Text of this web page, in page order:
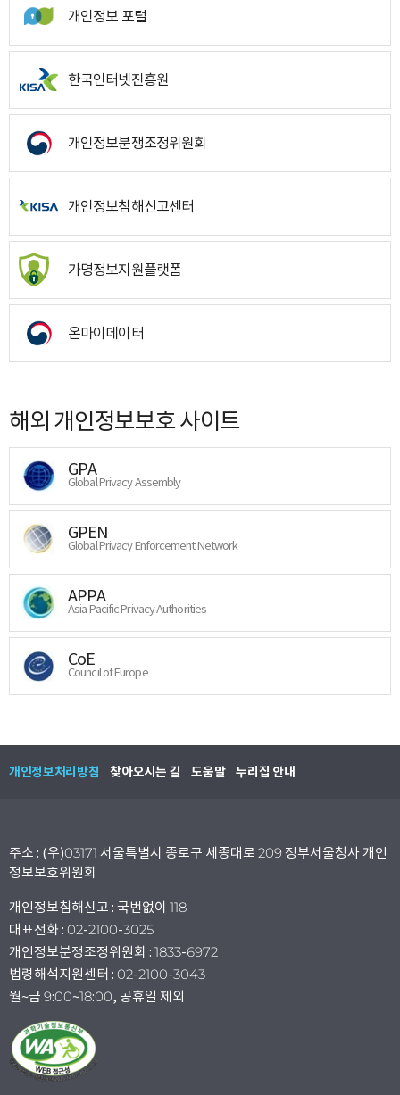
개인정보 포털
한국인터넷진흥원
개인정보분쟁조정위원회
개인정보침해신고센터
가명정보지원플랫폼
온마이데이터
해외 개인정보보호 사이트
GPA
Global Privacy Assembly
GPEN
Global Privacy Enforcement Network
APPA
Asia Pacific Privacy Authorities
CoE
Council of Europe
개인정보처리방침 찾아오시는 길 도움말 누리집 안내
주소 : (우)03171 서울특별시 종로구 세종대로 209 정부서울청사 개인
정보보호위원회
개인정보침해신고 : 국번없이 118
대표전화 : 02-2100-3025
개인정보분쟁조정위원회 : 1833-6972
법령해석지원센터 : 02-2100-3043
월~금 9:00~18:00, 공휴일 제외